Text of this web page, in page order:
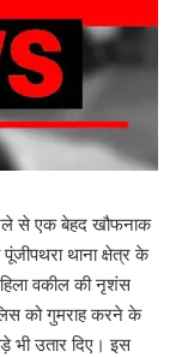
से एक बेहद खौफनाक
थाना क्षेत्र के
वकील की नृशंस
को गुमराह करने के
उतार दिए। इस